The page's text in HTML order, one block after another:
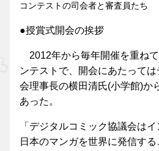
コンテストの司会者と審査員たち
●授賞式開会の挨拶
2012年から毎年開催を重ね
ンテストで、開会にあたって
会理事長の横田清氏(小学館)か
あった。
「デジタルコミック協議会は
日本のマンガを世界に発信す